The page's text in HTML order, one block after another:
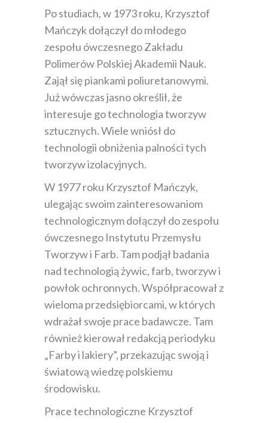
Po studiach, w 1973 roku, Krzysztof
Mańczyk dołączył do młodego
zespołu ówczesnego Zakładu
Polimerów Polskiej Akademii Nauk.
Zajął się piankami poliuretanowymi.
Już wówczas jasno określił, że
interesuje go technologia tworzyw
sztucznych. Wiele wniósł do
technologii obniżenia palności tych
tworzyw izolacyjnych.
W 1977 roku Krzysztof Mańczyk,
ulegając swoim zainteresowaniom
technologicznym dołączył do zespołu
ówczesnego Instytutu Przemysłu
Tworzyw i Farb. Tam podjął badania
nad technologią żywic, farb, tworzyw i
powłok ochronnych. Współpracował z
wieloma przedsiębiorcami, w których
wdrażał swoje prace badawcze. Tam
również kierował redakcją periodyku
„Farby i lakiery”, przekazując swoją i
światową wiedzę polskiemu
środowisku.
Prace technologiczne Krzysztof